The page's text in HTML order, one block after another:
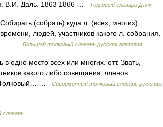
В.И. Даль. 1863 1866 … Толковый словарь Даля
(собрать) куда л. (всех, многих),
людей, участников какого л. собрания,
…
Большой толковый словарь русских глаголов
одно место всех или многих. отт. Звать,
какого либо совещания, членов
Толковый… …
Современный толковый словарь русского
словарь